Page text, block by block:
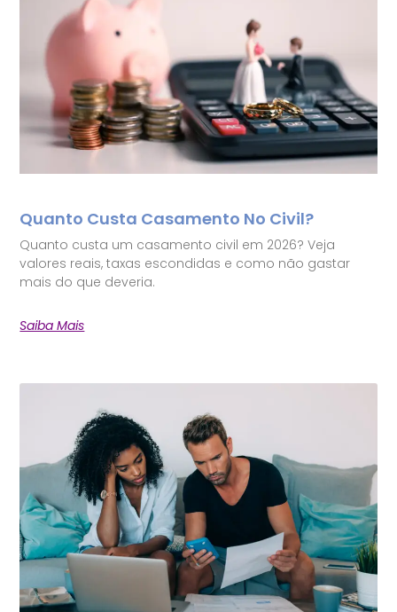
Quanto Custa Casamento No Civil?
Quanto custa um casamento civil em 2026? Veja
valores reais, taxas escondidas e como não gastar
mais do que deveria.
Saiba Mais